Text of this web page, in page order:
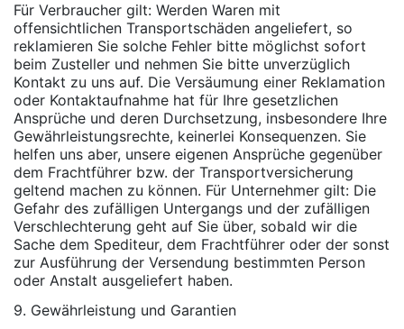
Für Verbraucher gilt: Werden Waren mit
offensichtlichen Transportschäden angeliefert, so
reklamieren Sie solche Fehler bitte möglichst sofort
beim Zusteller und nehmen Sie bitte unverzüglich
Kontakt zu uns auf. Die Versäumung einer Reklamation
oder Kontaktaufnahme hat für Ihre gesetzlichen
Ansprüche und deren Durchsetzung, insbesondere Ihre
Gewährleistungsrechte, keinerlei Konsequenzen. Sie
helfen uns aber, unsere eigenen Ansprüche gegenüber
dem Frachtführer bzw. der Transportversicherung
geltend machen zu können. Für Unternehmer gilt: Die
Gefahr des zufälligen Untergangs und der zufälligen
Verschlechterung geht auf Sie über, sobald wir die
Sache dem Spediteur, dem Frachtführer oder der sonst
zur Ausführung der Versendung bestimmten Person
oder Anstalt ausgeliefert haben.
9. Gewährleistung und Garantien